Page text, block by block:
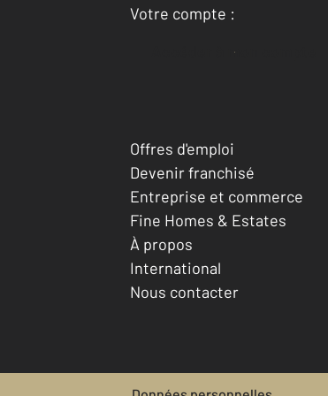
Votre compte :
Accéder à mon compte
Offres d'emploi
Devenir franchisé
Entreprise et commerce
Fine Homes & Estates
À propos
International
Nous contacter